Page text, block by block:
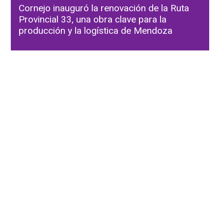
Cornejo inauguró la renovación de la Ruta
Provincial 33, una obra clave para la
producción y la logística de Mendoza